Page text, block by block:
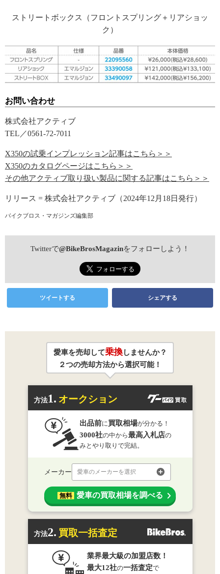
ストリートボックス（フロントスプリング＋リアショッ
ク）
お問い合わせ
株式会社アクティブ
TEL／0561-72-7011
X350の試乗インプレッション記事はこちら＞＞
X350のカタログページはこちら＞＞
その他アクティブ取り扱い製品に関する記事はこちら＞＞
リリース = 株式会社アクティブ（2024年12月18日発行）
バイクブロス・マガジンズ編集部
Twitterで@BikeBrosMagazinをフォローしよう！
ツイートする シェアする
愛車を売却して乗換しませんか？
２つの売却方法から選択可能！
方法1. オークション
出品前に買取相場が分かる！
3000社の中から最高入札店の
みとやり取りで完結。
メーカー 愛車のメーカーを選択
無料 愛車の買取相場を調べる
方法2. 買取一括査定
業界最大級の加盟店数！
最大12社の一括査定で